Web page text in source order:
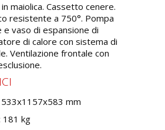
maiolica. Cassetto cenere.
resistente a 750°. Pompa
e vaso di espansione di
di calore con sistema di
Ventilazione frontale con
533x1157x583 mm
181 kg